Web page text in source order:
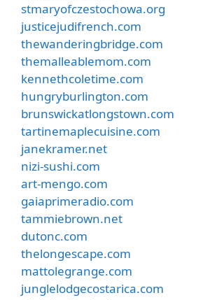
stmaryofczestochowa.org
justicejudifrench.com
thewanderingbridge.com
themalleablemom.com
kennethcoletime.com
hungryburlington.com
brunswickatlongstown.com
tartinemaplecuisine.com
janekramer.net
nizi-sushi.com
art-mengo.com
gaiaprimeradio.com
tammiebrown.net
dutonc.com
thelongescape.com
mattolegrange.com
junglelodgecostarica.com